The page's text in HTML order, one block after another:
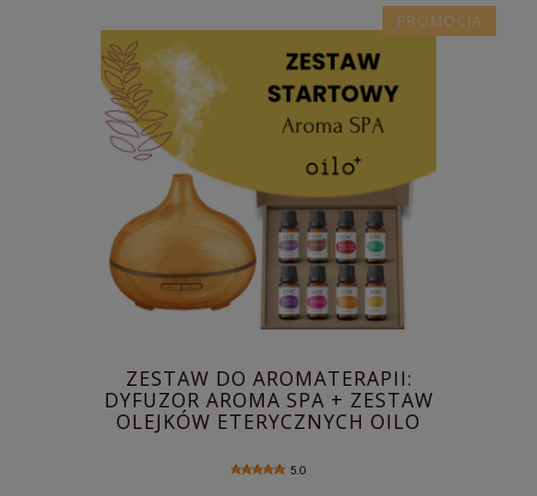
ZESTAW DO AROMATERAPII:
DYFUZOR AROMA SPA + ZESTAW
OLEJKÓW ETERYCZNYCH OILO
5.0
PROMOCJA